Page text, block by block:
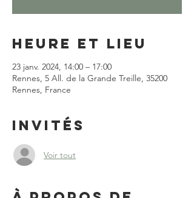
Heure et lieu
23 janv. 2024, 14:00 – 17:00
Rennes, 5 All. de la Grande Treille, 35200
Rennes, France
Invités
Voir tout